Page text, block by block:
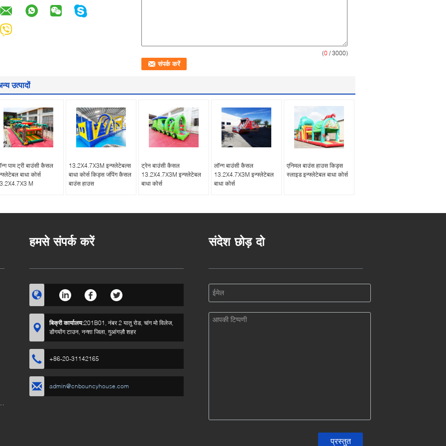
(0 / 3000)
उत्पादों
पाम ट्री बाउंसी कैसल
बाधा कोर्स
M
13.2X4.7X3M इन्फ्लेटेबल्स
बाधा कोर्स किड्स जंपिंग कैसल
बाउंस हाउस
ट्रेन बाउंसी कैसल
13.2X4.7X3M इन्फ्लेटेबल
बाधा कोर्स
लॉन्ग बाउंसी कैसल
13.2X4.7X3M इन्फ्लेटेबल
बाधा कोर्स
एनिमल बाउंस हाउस किड्स
स्लाइड इन्फ्लेटेबल बाधा कोर्स
हमसे संपर्क करें
बिक्री कार्यालय:201B01, नंबर 2 यातु रोड, चांग मो विलेज,
डोंगयोंग टाउन, नन्शा जिला, गुआंगज़ौ शहर
+86-20-31142165
admin@cnbouncyhouse.com
संदेश छोड़ दो